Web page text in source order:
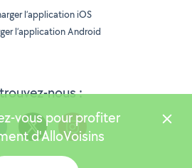
nous :
l’application iOS
l’application Android
vous pour profiter
d'AlloVoisins